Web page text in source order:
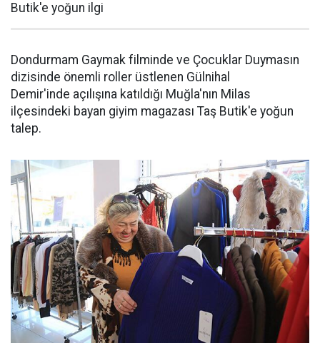
Butik'e yoğun ilgi
Dondurmam Gaymak filminde ve Çocuklar Duymasın
dizisinde önemli roller üstlenen Gülnihal
Demir'inde açılışına katıldığı Muğla'nın Milas
ilçesindeki bayan giyim magazası Taş Butik'e yoğun
talep.